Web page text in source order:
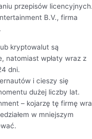
przepisów
B.V., firma
kryptowalut są
natomiast wpłaty wraz z
dni.
i cieszy się
dużej liczby lat.
– kojarzę tę firmę
w mniejszym